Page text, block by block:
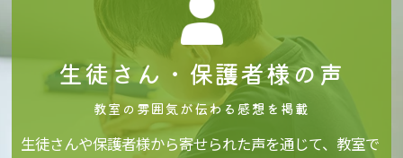
生徒さん・保護者様の声
教室の雰囲気が伝わる感想を掲載
生徒さんや保護者様から寄せられた声を通じて、教室で